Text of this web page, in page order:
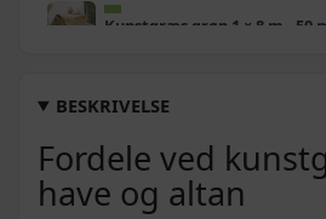
BESKRIVELSE
Fordele ved
have og altan
Kunstgræs grøn 1 × 8 m - 50
Kunstgræs i PP & PE - vejr- og
Kunstgræs 200 × 100 × 3 cm -
udendørs græstæppe